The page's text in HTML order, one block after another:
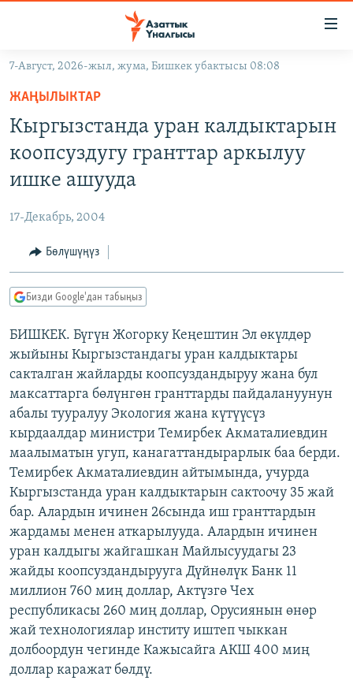
Навигацияга
өтүңүз
Издөөгө
салыңызКЫРГЫЗСТАН
МАДАНИЯТ
ДҮЙНӨ
УКРАИНА
ТВ ПРОГРАММАЛАР
БҮГҮН АЗАТТЫКТА
ДАНИСТЕ
ЭЖЕ-СИҢДИЛЕР
АЗАТТЫК+
ЫҢГАЙСЫЗ СУРООЛОР
ПОДКАСТ
ОНЛАЙН ШЕРИНЕ
ЭЕ/АРнун бардык сайттары
7-Август, 2026-жыл, жума, Бишкек убактысы 08:08
ЖАҢЫЛЫКТАР
Кыргызстанда уран калдыктарын
коопсуздугу гранттар аркылуу
ишке ашууда
17-Декабрь, 2004
Бөлүшүңүз
Бизди Google'дан табыңыз
БИШКЕК. Бүгүн Жогорку Кеңештин Эл өкүлдөр
жыйыны Кыргызстандагы уран калдыктары
сакталган жайларды коопсуздандыруу жана бул
максаттарга бөлүнгөн гранттарды пайдалануунун
абалы тууралуу Экология жана күтүүсүз
кырдаалдар министри Темирбек Акматалиевдин
маалыматын угуп, канагаттандырарлык баа берди.
Темирбек Акматалиевдин айтымында, учурда
Кыргызстанда уран калдыктарын сактоочу 35 жай
бар. Алардын ичинен 26сында иш гранттардын
жардамы менен аткарылууда. Алардын ичинен
уран калдыгы жайгашкан Майлысуудагы 23
жайды коопсуздандырууга Дүйнөлүк Банк 11
миллион 760 миң доллар, Актүзгө Чех
республикасы 260 миң доллар, Орусиянын өнөр
жай технологиялар институ иштеп чыккан
долбоордун чегинде Кажысайга АКШ 400 миң
доллар каражат бөлдү.